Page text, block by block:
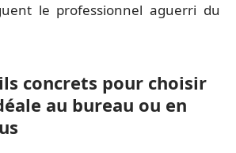
le professionnel aguerri du
concrets pour choisir
au bureau ou en